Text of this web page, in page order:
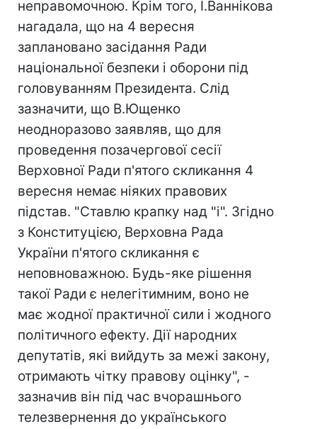
неправомочною. Крім того, І.Ваннікова
нагадала, що на 4 вересня
заплановано засідання Ради
національної безпеки і оборони під
головуванням Президента. Слід
зазначити, що В.Ющенко
неодноразово заявляв, що для
проведення позачергової сесії
Верховної Ради п'ятого скликання 4
вересня немає ніяких правових
підстав. "Ставлю крапку над "і". Згідно
з Конституцією, Верховна Рада
України п'ятого скликання є
неповноважною. Будь-яке рішення
такої Ради є нелегітимним, воно не
має жодної практичної сили і жодного
політичного ефекту. Дії народних
депутатів, які вийдуть за межі закону,
отримають чітку правову оцінку", -
зазначив він під час вчорашнього
телезвернення до українського